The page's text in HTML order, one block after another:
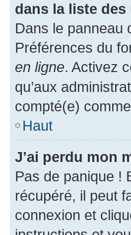
dans la liste
Dans le panneau
Préférences du
en ligne. Activez
qu’aux
compté(e)
Haut
J’ai perdu mon
Pas de panique !
récupéré, il peut
connexion et